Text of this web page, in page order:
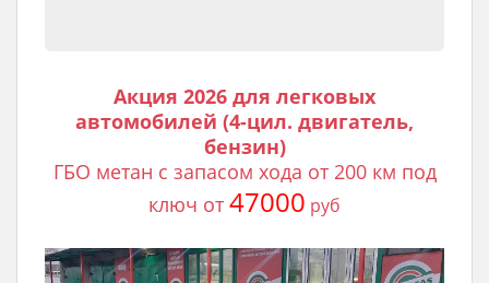
Акция 2026 для легковых
автомобилей (4-цил. двигатель,
бензин)
ГБО метан с запасом хода от 200 км под
ключ от 47000 руб